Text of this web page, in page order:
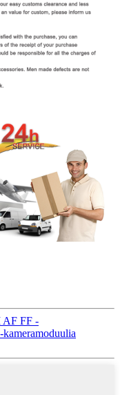
AF FF -